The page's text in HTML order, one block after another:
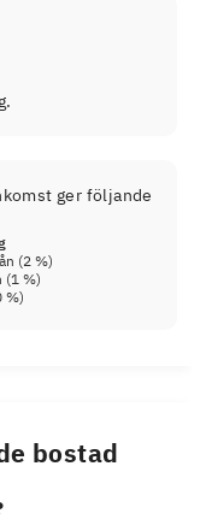
ger följande
(2 %)
(1 %)
%)
bostad